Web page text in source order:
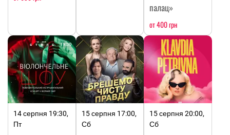
палац»
от 400 грн
14 серпня 19:30,
Пт
15 серпня 17:00,
Сб
15 серпня 20:00,
Сб